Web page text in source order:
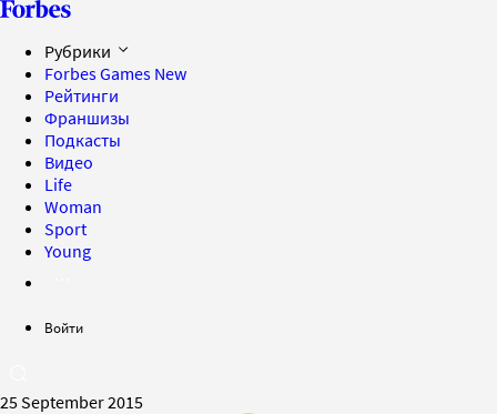
Рубрики
Forbes Games New
Рейтинги
Франшизы
Подкасты
Видео
Life
Woman
Sport
Young
Войти
25 September 2015